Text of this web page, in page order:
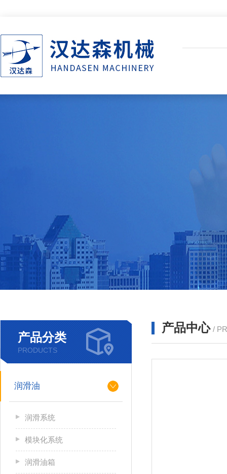
产品分类
PRODUCTS
润滑油
润滑系统
模块化系统
润滑油箱
产品中心 /